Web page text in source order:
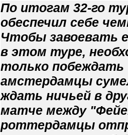
По итогам 32-го
обеспечил себе
Чтобы завоевать
в этом туре,
только
амстердамцы
ждать ничьей в
матче между
роттердамцы